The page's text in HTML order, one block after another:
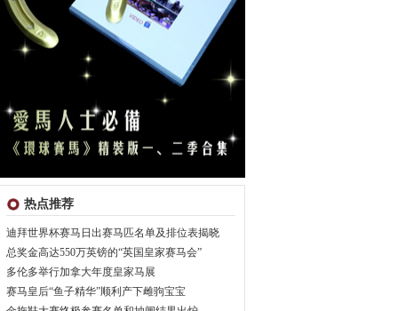
热点推荐
迪拜世界杯赛马日出赛马匹名单及排位表揭晓
总奖金高达550万英镑的“英国皇家赛马会”
多伦多举行加拿大年度皇家马展
赛马皇后“鱼子精华”顺利产下雌驹宝宝